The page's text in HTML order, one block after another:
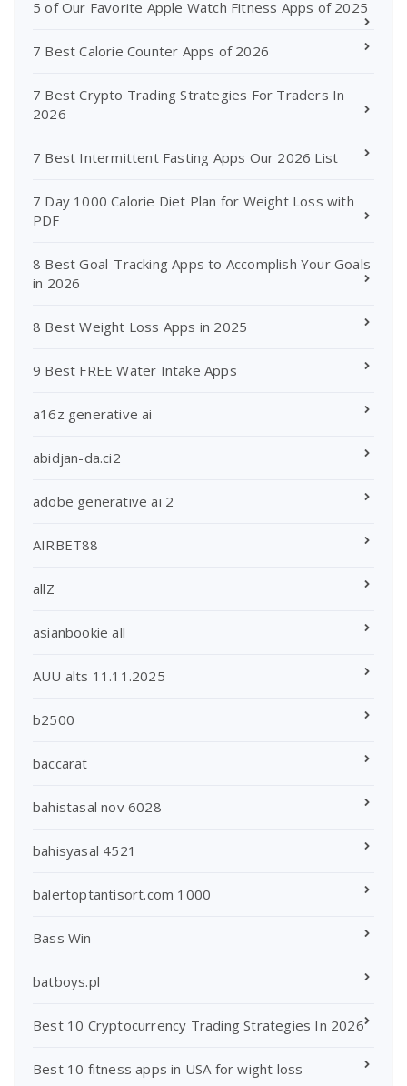
5 of Our Favorite Apple Watch Fitness Apps of 2025
7 Best Calorie Counter Apps of 2026
7 Best Crypto Trading Strategies For Traders In
2026
7 Best Intermittent Fasting Apps Our 2026 List
7 Day 1000 Calorie Diet Plan for Weight Loss with
PDF
8 Best Goal-Tracking Apps to Accomplish Your Goals
in 2026
8 Best Weight Loss Apps in 2025
9 Best FREE Water Intake Apps
a16z generative ai
abidjan-da.ci2
adobe generative ai 2
AIRBET88
allZ
asianbookie all
AUU alts 11.11.2025
b2500
baccarat
bahistasal nov 6028
bahisyasal 4521
balertoptantisort.com 1000
Bass Win
batboys.pl
Best 10 Cryptocurrency Trading Strategies In 2026
Best 10 fitness apps in USA for wight loss